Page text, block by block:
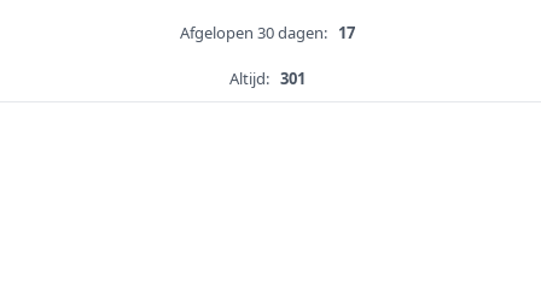
Afgelopen 30 dagen: 17
Altijd: 301